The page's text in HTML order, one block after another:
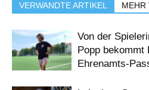
VERWANDTE ARTIKEL MEHR
Von der
Popp bekommt
Ehrenamts-